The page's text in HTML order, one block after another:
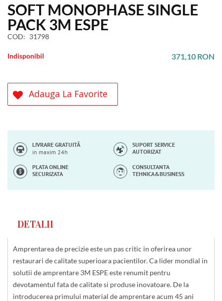
SOFT MONOPHASE SINGLE
PACK 3M ESPE
COD 31798
Indisponibil 371,10 RON
Adauga La Favorite
to
the
beginning
of
images
LIVRARE GRATUITĂ
in maxim 24h
SUPORT SERVICE
AUTORIZAT
PLATA ONLINE
SECURIZATA
CONSULTANTA
TEHNICA&BUSINESS
DETALII
Amprentarea de precizie este un pas critic in oferirea unor
restaurari de calitate superioara pacientilor. Ca lider mondial in
solutii de amprentare 3M ESPE este renumit pentru
devotamentul fata de calitate si produse inovatoare. De la
introducerea primului material de amprentare acum 45 ani